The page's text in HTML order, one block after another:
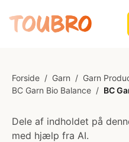
Forside / Garn / Garn
BC Garn Bio Balance / BC
Dele af indholdet på
med hjælp fra AI.